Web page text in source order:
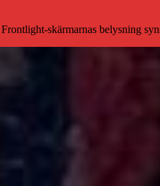
skärmarnas belysning